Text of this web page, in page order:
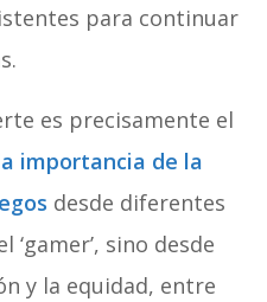
para continuar
es precisamente el
importancia de la
desde diferentes
‘gamer’, sino desde
y la equidad, entre